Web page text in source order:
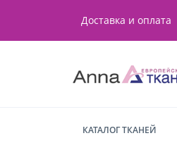
Доставка и оплата
КАТАЛОГ ТКАНЕЙ